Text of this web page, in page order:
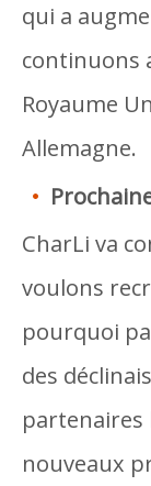
qui a
continuons
Royaume
Allemagne.
CharLi va
voulons
pourquoi
des
partenaires
nouveaux